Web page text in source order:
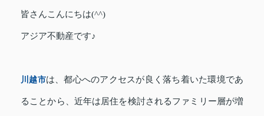
皆さんこんにちは(^^)
アジア不動産です♪
川越市は、都心へのアクセスが良く落ち着いた環境であ
ることから、近年は居住を検討されるファミリー層が増